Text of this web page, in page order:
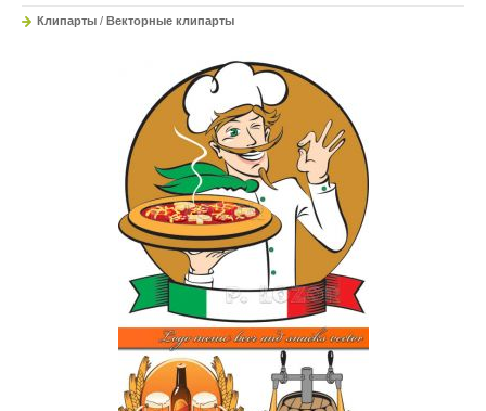
Клипарты / Векторные клипарты